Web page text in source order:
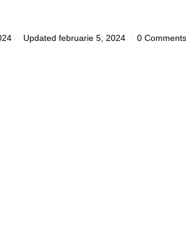
Updated februarie 5, 2024 0 Comments